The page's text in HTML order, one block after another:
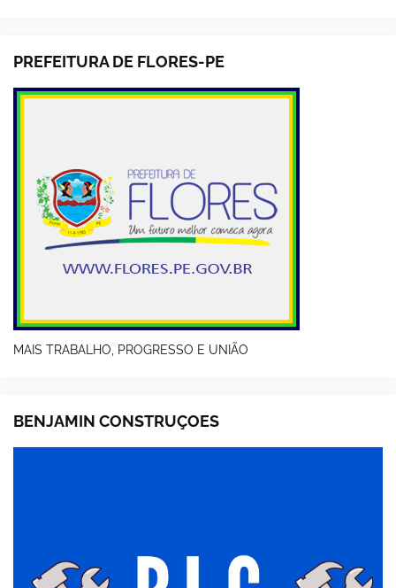
PREFEITURA DE FLORES-PE
MAIS TRABALHO, PROGRESSO E UNIÃO
BENJAMIN CONSTRUÇOES